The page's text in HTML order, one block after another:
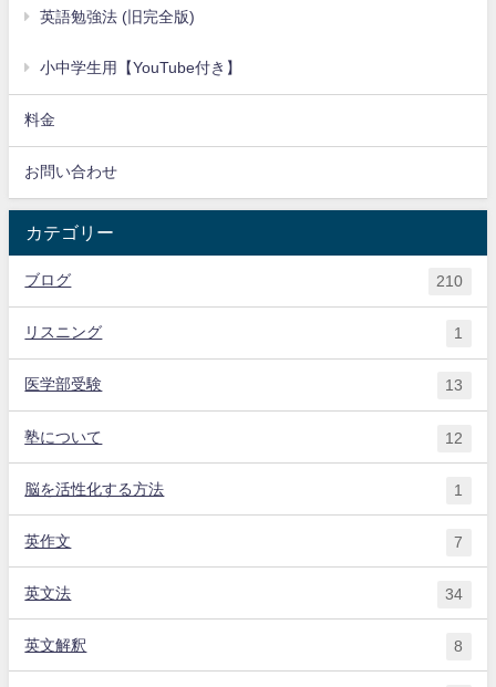
英語勉強法 (旧完全版)
小中学生用【YouTube付き】
料金
お問い合わせ
カテゴリー
ブログ 210
リスニング 1
医学部受験 13
塾について 12
脳を活性化する方法 1
英作文 7
英文法 34
英文解釈 8